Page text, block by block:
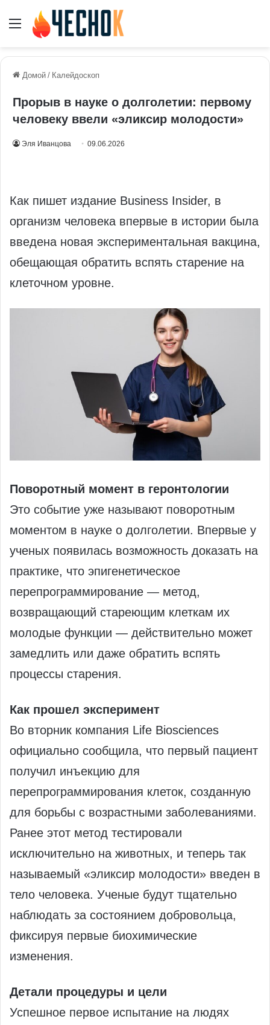
Меню
Домой / Калейдоскоп
Прорыв в науке о долголетии: первому
человеку ввели «эликсир молодости»
Эля Иванцова 09.06.2026
Как пишет издание Business Insider, в
организм человека впервые в истории была
введена новая экспериментальная вакцина,
обещающая обратить вспять старение на
клеточном уровне.
Поворотный момент в геронтологии
Это событие уже называют поворотным
моментом в науке о долголетии. Впервые у
ученых появилась возможность доказать на
практике, что эпигенетическое
перепрограммирование — метод,
возвращающий стареющим клеткам их
молодые функции — действительно может
замедлить или даже обратить вспять
процессы старения.
Как прошел эксперимент
Во вторник компания Life Biosciences
официально сообщила, что первый пациент
получил инъекцию для
перепрограммирования клеток, созданную
для борьбы с возрастными заболеваниями.
Ранее этот метод тестировали
исключительно на животных, и теперь так
называемый «эликсир молодости» введен в
тело человека. Ученые будут тщательно
наблюдать за состоянием добровольца,
фиксируя первые биохимические
изменения.
Детали процедуры и цели
Успешное первое испытание на людях